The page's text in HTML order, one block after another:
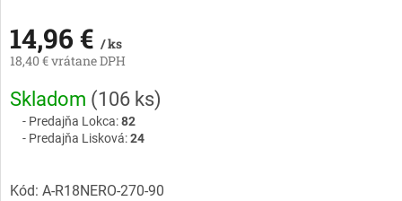
14,96 € / ks
18,40 € vrátane DPH
Jednotková
cena:
Skladom (106 ks)
Predajňa Lokca:82
Predajňa Lisková:24
Kód: A-R18NERO-270-90